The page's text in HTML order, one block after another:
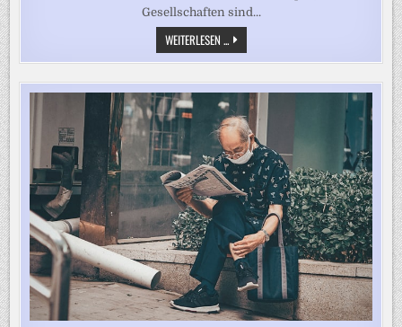
Gesellschaften sind...
WEITERLESEN ... ALLIANZ
UND
MÜNCHENER
FEST
AUF
GEWINNKURS